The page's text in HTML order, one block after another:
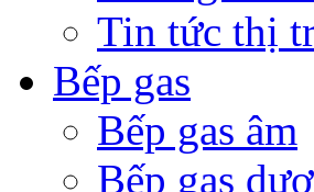
Tin tức thị
Bếp gas
Bếp gas âm
Bếp gas